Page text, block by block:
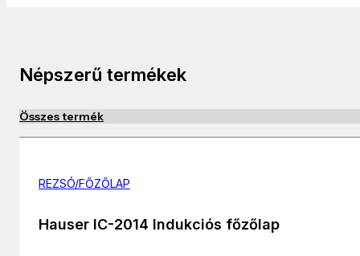
Népszerű termékek
Összes termék
REZSÓ/FŐZŐLAP
Hauser IC-2014 Indukciós főzőlap